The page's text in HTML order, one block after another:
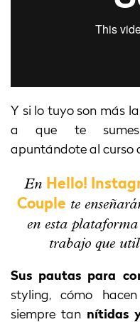
Y si lo tuyo son más
a que te sumes
apuntándote al curso
En Hello!
Couple te
en esta plataforma
trabajo que
Sus pautas para
styling, cómo
siempre tan nítidas